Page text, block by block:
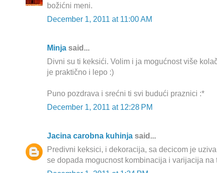
božićni meni.
December 1, 2011 at 11:00 AM
Minja said...
Divni su ti keksići. Volim i ja mogućnost više
je praktično i lepo :)
Puno pozdrava i srećni ti svi budući praznici :*
December 1, 2011 at 12:28 PM
Jacina carobna kuhinja said...
Predivni keksici, i dekoracija, sa decicom je
se dopada mogucnost kombinacija i varijacija na